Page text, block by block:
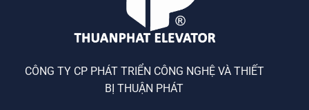
CÔNG TY CP PHÁT TRIỂN CÔNG NGHỆ VÀ THIẾT
BỊ THUẬN PHÁT